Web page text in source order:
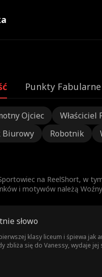
Punkty Fabularne
Ojciec Właściciel
Biurowy Robotnik
na ReelShort, w
i motywów należą
słowo
klasy liceum i śpiewa jak
zbliża się do Vanessy, wydaje